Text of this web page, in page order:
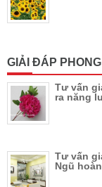
GIẢI ĐÁP
Tư vấn
ra năng
Tư vấn
Ngũ